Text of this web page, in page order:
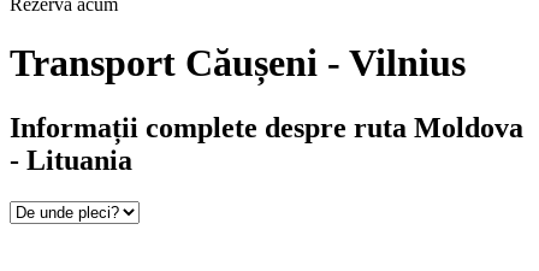
Rezervă acum
Transport Căușeni - Vilnius
Informații complete despre ruta Moldova
- Lituania